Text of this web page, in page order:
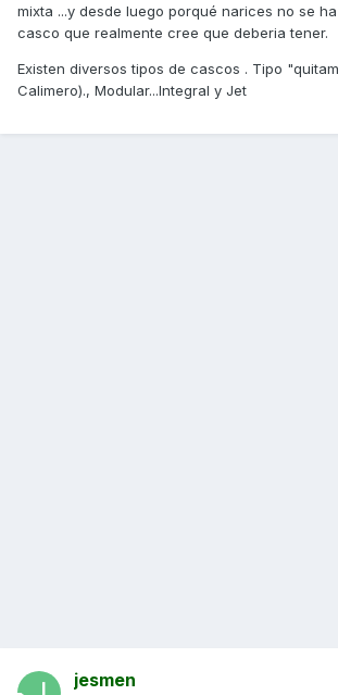
mixta ...y desde luego porqué narices no se
casco que realmente cree que deberia tener.
Existen diversos tipos de cascos . Tipo
Calimero)., Modular...Integral y Jet
jesmen